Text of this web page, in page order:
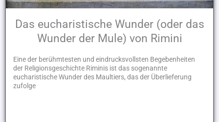
Das eucharistische Wunder (oder das
Wunder der Mule) von Rimini
Eine der berühmtesten und eindrucksvollsten Begebenheiten
der Religionsgeschichte Riminis ist das sogenannte
eucharistische Wunder des Maultiers, das der Überlieferung
zufolge